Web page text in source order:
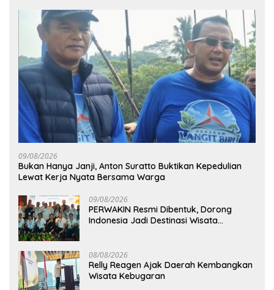
09/08/2026
Bukan Hanya Janji, Anton Suratto Buktikan Kepedulian
Lewat Kerja Nyata Bersama Warga
09/08/2026
PERWAKIN Resmi Dibentuk, Dorong
Indonesia Jadi Destinasi Wisata
08/08/2026
Relly Reagen Ajak Daerah Kembangkan
Wisata Kebugaran